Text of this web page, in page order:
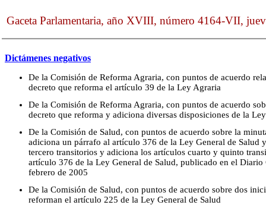
Gaceta Parlamentaria, año XVIII, número 4164-VII,
Dictámenes negativos
De la Comisión de Reforma Agraria, con puntos de acuerdo
decreto que reforma el artículo 39 de la Ley Agraria
De la Comisión de Reforma Agraria, con puntos de acuerdo
decreto que reforma y adiciona diversas disposiciones de la
De la Comisión de Salud, con puntos de acuerdo sobre la
adiciona un párrafo al artículo 376 de la Ley General de Salud
tercero transitorios y adiciona los artículos cuarto y quinto
artículo 376 de la Ley General de Salud, publicado en el
febrero de 2005
De la Comisión de Salud, con puntos de acuerdo sobre dos
reforman el artículo 225 de la Ley General de Salud